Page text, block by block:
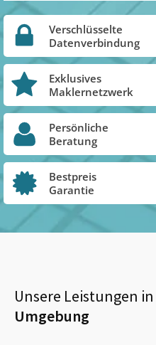
Verschlüsselte
Datenverbindung
Exklusives
Maklernetzwerk
Persönliche
Beratung
Bestpreis
Garantie
Unsere Leistungen in
Umgebung